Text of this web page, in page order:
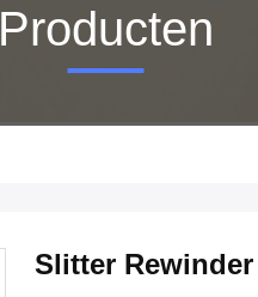
Producten
Slitter